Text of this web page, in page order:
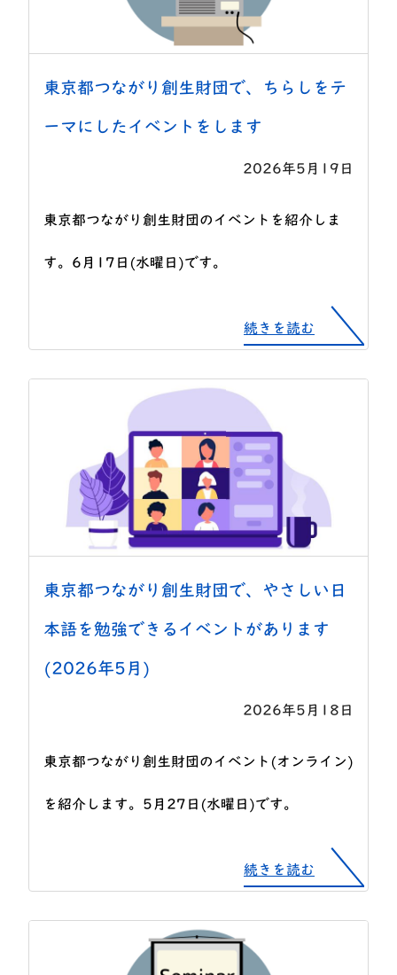
東京都つながり創生財団で、ちらしをテ
ーマにしたイベントをします
2026年5月19日
東京都つながり創生財団のイベントを紹介しま
す。6月17日(水曜日)です。
続きを読む
東京都つながり創生財団で、やさしい日
本語を勉強できるイベントがあります
(2026年5月)
2026年5月18日
東京都つながり創生財団のイベント(オンライン)
を紹介します。5月27日(水曜日)です。
続きを読む